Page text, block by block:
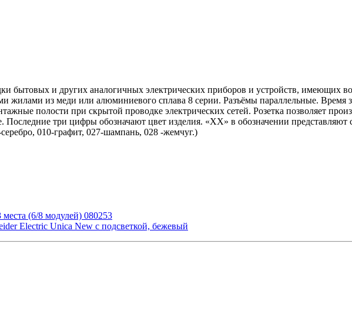
бытовых и других аналогичных электрических приборов и устройств, имеющих
жилами из меди или алюминиевого сплава 8 серии. Разъёмы параллельные. Время
полости при скрытой проводке электрических сетей. Розетка позволяет
Последние три цифры обозначают цвет изделия. «ХХ» в обозначении
010-графит, 027-шампань, 028 -жемчуг.)
(6/8 модулей) 080253
Electric Unica New с подсветкой, бежевый